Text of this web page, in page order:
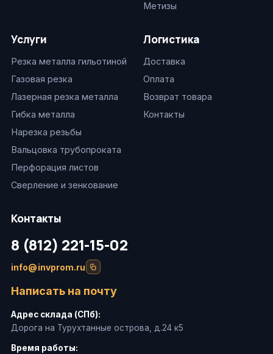
Метизы
Услуги
Резка металла гильотиной
Газовая резка
Лазерная резка металла
Гибка металла
Нарезка резьбы
Вальцовка трубопроката
Перфорация листов
Сверление и зенкование
Логистика
Доставка
Оплата
Возврат товара
Контакты
Контакты
8 (812) 221-15-02
info@invprom.ru
Написать на почту
Адрес склада (СПб):
Дорога на Турухтанные острова, д.24 к5
Время работы: